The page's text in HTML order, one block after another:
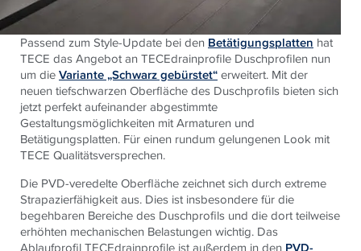
Passend zum Style-Update bei den Betätigungsplatten hat
TECE das Angebot an TECEdrainprofile Duschprofilen nun
um dieVariante „Schwarz gebürstet“erweitert. Mit der
neuen tiefschwarzen Oberfläche des Duschprofils bieten sich
jetzt perfekt aufeinander abgestimmte
Gestaltungsmöglichkeiten mit Armaturen und
Betätigungsplatten. Für einen rundum gelungenen Look mit
TECE Qualitätsversprechen.
Die PVD-veredelte Oberfläche zeichnet sich durch extreme
Strapazierfähigkeit aus. Dies ist insbesondere für die
begehbaren Bereiche des Duschprofils und die dort teilweise
erhöhten mechanischen Belastungen wichtig. Das
Ablaufprofil TECEdrainprofile ist außerdem in den